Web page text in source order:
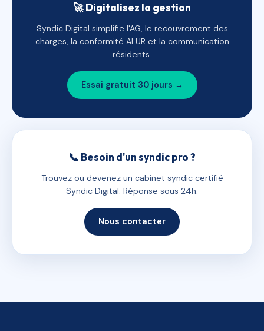
🚀 Digitalisez la gestion
Syndic Digital simplifie l'AG, le recouvrement des
charges, la conformité ALUR et la communication
résidents.
Essai gratuit 30 jours →
📞 Besoin d'un syndic pro ?
Trouvez ou devenez un cabinet syndic certifié
Syndic Digital. Réponse sous 24h.
Nous contacter